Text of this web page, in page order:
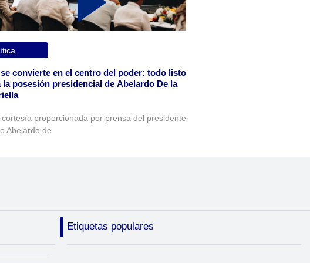
convierte en el centro del poder: todo listo
la posesión presidencial de Abelardo De la
proporcionada por prensa del presidente
Abelardo de
Etiquetas populares